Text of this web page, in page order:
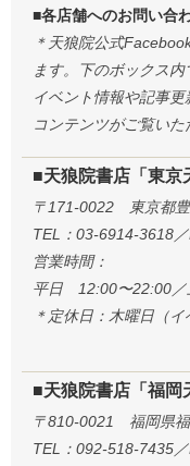
■各店舗へのお問い合
＊天狼院公式
ます。下のボックス
イベント情報や記事
コンテンツがご覧いた
■天狼院書店「東京
〒171-0022 東京都
TEL：03-6914-3618
営業時間：
平日 12:00〜22:00
＊定休日：木曜日（イ
■天狼院書店「福岡
〒810-0021 福岡県福
TEL：092-518-7435